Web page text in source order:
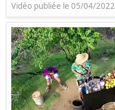
Vidéo publiée le 05/04/2022